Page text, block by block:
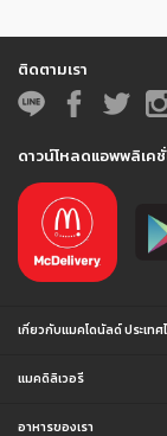
ติดตามเรา
ดาวน์โหลดแอพพลิเค
เกี่ยวกับแมคโดนัลด์ ประเทศ
แมคดิลิเวอรี
อาหารของเรา